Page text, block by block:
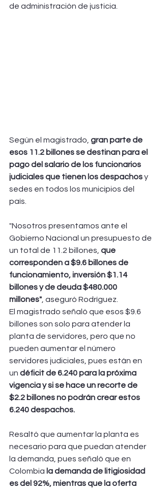
de administración de justicia.
Según el magistrado, gran parte de
esos 11.2 billones se destinan para el
pago del salario de los funcionarios
judiciales que tienen los despachos y
sedes en todos los municipios del
país.
"Nosotros presentamos ante el
Gobierno Nacional un presupuesto de
un total de 11.2 billones, que
corresponden a $9.6 billones de
funcionamiento, inversión $1.14
billones y de deuda $480.000
millones" , aseguró Rodríguez.
El magistrado señaló que esos $9.6
billones son solo para atender la
planta de servidores, pero que no
pueden aumentar el número
servidores judiciales, pues están en
un déficit de 6.240 para la próxima
vigencia y si se hace un recorte de
$2.2 billones no podrán crear estos
6.240 despachos.
Resaltó que aumentar la planta es
necesario para que puedan atender
la demanda, pues señaló que en
Colombia la demanda de litigiosidad
es del 92%, mientras que la oferta